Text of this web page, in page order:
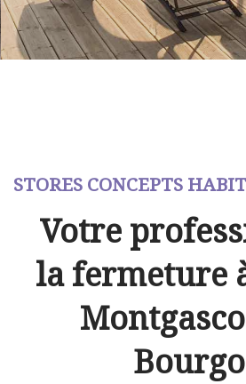
STORES CONCEPTS
Votre
la fermeture